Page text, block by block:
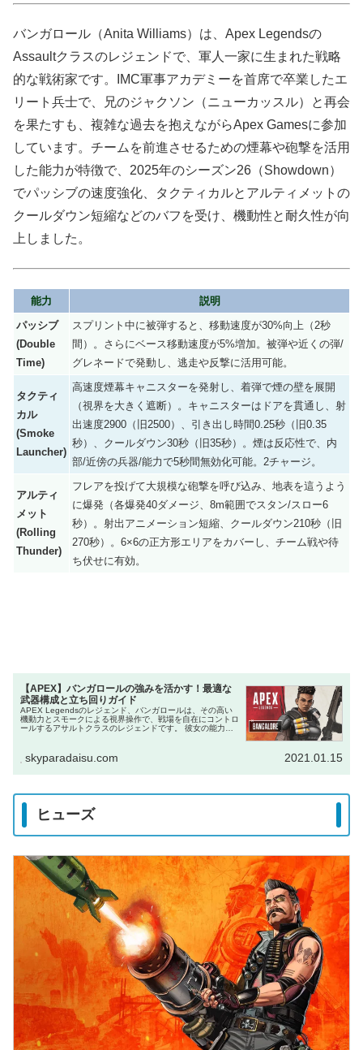
バンガロール（Anita Williams）は、Apex Legendsの
Assaultクラスのレジェンドで、軍人一家に生まれた戦略
的な戦術家です。IMC軍事アカデミーを首席で卒業したエ
リート兵士で、兄のジャクソン（ニューカッスル）と再会
を果たすも、複雑な過去を抱えながらApex Gamesに参加
しています。チームを前進させるための煙幕や砲撃を活用
した能力が特徴で、2025年のシーズン26（Showdown）
でパッシブの速度強化、タクティカルとアルティメットの
クールダウン短縮などのバフを受け、機動性と耐久性が向
上しました。
能力
説明
パッシブ
(Double
Time)
スプリント中に被弾すると、移動速度が30%向上（2秒
間）。さらにベース移動速度が5%増加。被弾や近くの弾/
グレネードで発動し、逃走や反撃に活用可能。
タクティ
カル
(Smoke
Launcher)
高速度煙幕キャニスターを発射し、着弾で煙の壁を展開
（視界を大きく遮断）。キャニスターはドアを貫通し、射
出速度2900（旧2500）、引き出し時間0.25秒（旧0.35
秒）、クールダウン30秒（旧35秒）。煙は反応性で、内
部/近傍の兵器/能力で5秒間無効化可能。2チャージ。
アルティ
メット
(Rolling
Thunder)
フレアを投げて大規模な砲撃を呼び込み、地表を這うよう
に爆発（各爆発40ダメージ、8m範囲でスタン/スロー6
秒）。射出アニメーション短縮、クールダウン210秒（旧
270秒）。6×6の正方形エリアをカバーし、チーム戦や待
ち伏せに有効。
【APEX】バンガロールの強みを活かす！最適な
武器構成と立ち回りガイド
APEX Legendsのレジェンド、バンガロールは、その高い
機動力とスモークによる視界操作で、戦場を自在にコントロ
ールするアサルトクラスのレジェンドです。 彼女の能力
skyparadaisu.com 2021.01.15
ヒューズ